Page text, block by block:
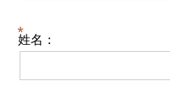
姓名：